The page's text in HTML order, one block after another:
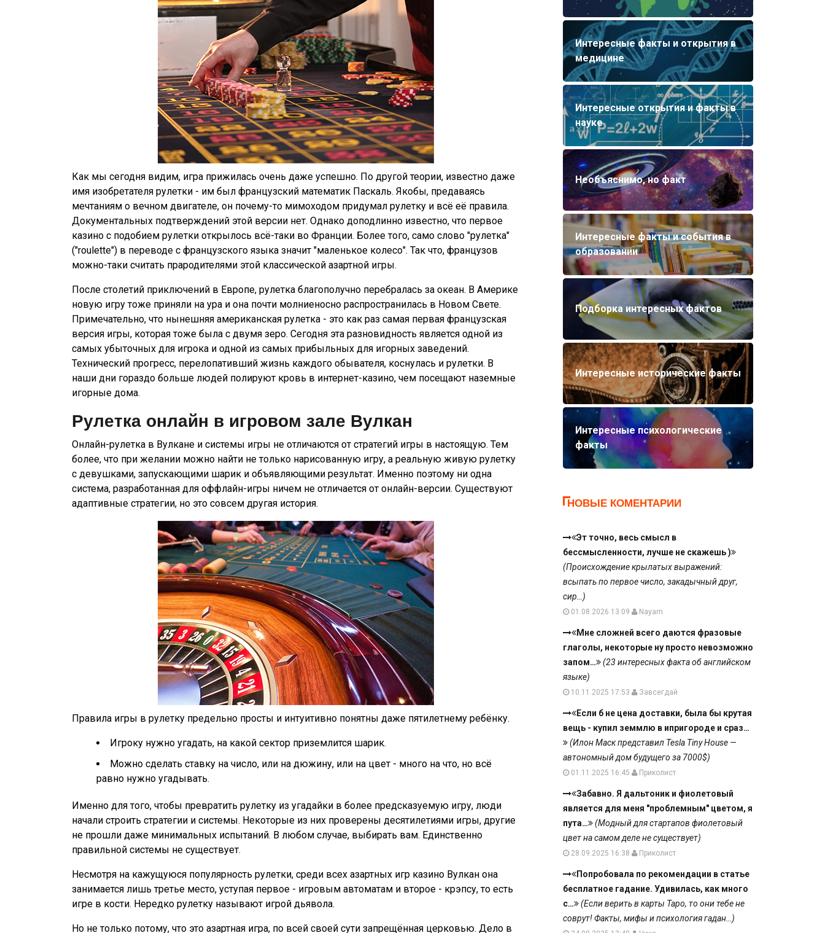
Как мы сегодня видим, игра прижилась очень даже успешно. По другой теории, известно даже
имя изобретателя рулетки - им был французский математик Паскаль. Якобы, предаваясь
мечтаниям о вечном двигателе, он почему-то мимоходом придумал рулетку и всё её правила.
Документальных подтверждений этой версии нет. Однако доподлинно известно, что первое
казино с подобием рулетки открылось всё-таки во Франции. Более того, само слово "рулетка"
("roulette") в переводе с французского языка значит "маленькое колесо". Так что, французов
можно-таки считать прародителями этой классической азартной игры.
После столетий приключений в Европе, рулетка благополучно перебралась за океан. В Америке
новую игру тоже приняли на ура и она почти молниеносно распространилась в Новом Свете.
Примечательно, что нынешняя американская рулетка - это как раз самая первая французская
версия игры, которая тоже была с двумя зеро. Сегодня эта разновидность является одной из
самых убыточных для игрока и одной из самых прибыльных для игорных заведений.
Технический прогресс, перелопативший жизнь каждого обывателя, коснулась и рулетки. В
наши дни гораздо больше людей полируют кровь в интернет-казино, чем посещают наземные
игорные дома.
Рулетка онлайн в игровом зале Вулкан
Онлайн-рулетка в Вулкане и системы игры не отличаются от стратегий игры в настоящую. Тем
более, что при желании можно найти не только нарисованную игру, а реальную живую рулетку
с девушками, запускающими шарик и объявляющими результат. Именно поэтому ни одна
система, разработанная для оффлайн-игры ничем не отличается от онлайн-версии. Существуют
адаптивные стратегии, но это совсем другая история.
Правила игры в рулетку предельно просты и интуитивно понятны даже пятилетнему ребёнку.
Игроку нужно угадать, на какой сектор приземлится шарик.
Можно сделать ставку на число, или на дюжину, или на цвет - много на что, но всё
равно нужно угадывать.
Именно для того, чтобы превратить рулетку из угадайки в более предсказуемую игру, люди
начали строить стратегии и системы. Некоторые из них проверены десятилетиями игры, другие
не прошли даже минимальных испытаний. В любом случае, выбирать вам. Единственно
правильной системы не существует.
Несмотря на кажущуюся популярность рулетки, среди всех азартных игр казино Вулкан она
занимается лишь третье место, уступая первое - игровым автоматам и второе - крэпсу, то есть
игре в кости. Нередко рулетку называют игрой дьявола.
Но не только потому, что это азартная игра, по всей своей сути запрещённая церковью. Дело в
Интересные факты и открытия в
медицине
Интересные открытия и факты в
науке
Необъяснимо, но факт
Интересные факты и события в
образовании
Подборка интересных фактов
Интересные исторические факты
Интересные психологические
факты
НОВЫЕ КОМЕНТАРИИ
Эт точно, весь смысл в
бессмысленности, лучше не скажешь )
(Происхождение крылатых выражений:
всыпать по первое число, закадычный друг,
сир…)
01.08.2026 13:09 Nayam
Мне сложней всего даются фразовые
глаголы, некоторые ну просто невозможно
запом…
(23 интересных факта об английском
языке)
10.11.2025 17:53 Завсегдай
Если б не цена доставки, была бы крутая
вещь - купил земмлю в ипригороде и сраз…
(Илон Маск представил Tesla Tiny House —
автономный дом будущего за 7000$)
01.11.2025 16:45 Приколист
Забавно. Я дальтоник и фиолетовый
является для меня "проблемным" цветом, я
пута…
(Модный для стартапов фиолетовый
цвет на самом деле не существует)
28.09.2025 16:38 Приколист
Попробовала по рекомендации в статье
бесплатное гадание. Удивилась, как много
с…
(Если верить в карты Таро, то они тебе не
соврут! Факты, мифы и психология гадан…)